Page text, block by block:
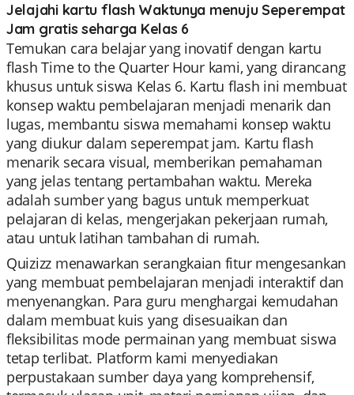
Jelajahi kartu flash Waktunya menuju Seperempat
Jam gratis seharga Kelas 6
Temukan cara belajar yang inovatif dengan kartu
flash Time to the Quarter Hour kami, yang dirancang
khusus untuk siswa Kelas 6. Kartu flash ini membuat
konsep waktu pembelajaran menjadi menarik dan
lugas, membantu siswa memahami konsep waktu
yang diukur dalam seperempat jam. Kartu flash
menarik secara visual, memberikan pemahaman
yang jelas tentang pertambahan waktu. Mereka
adalah sumber yang bagus untuk memperkuat
pelajaran di kelas, mengerjakan pekerjaan rumah,
atau untuk latihan tambahan di rumah.
Quizizz menawarkan serangkaian fitur mengesankan
yang membuat pembelajaran menjadi interaktif dan
menyenangkan. Para guru menghargai kemudahan
dalam membuat kuis yang disesuaikan dan
fleksibilitas mode permainan yang membuat siswa
tetap terlibat. Platform kami menyediakan
perpustakaan sumber daya yang komprehensif,